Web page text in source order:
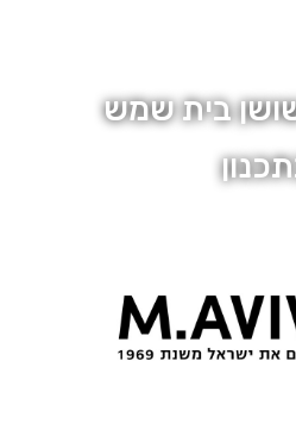
בית שמש